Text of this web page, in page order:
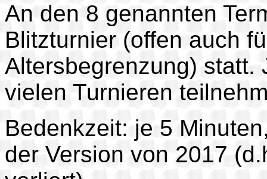
An den 8 genannten
Blitzturnier (offen auch
Altersbegrenzung) statt.
vielen Turnieren
Bedenkzeit: je 5
der Version von 2017